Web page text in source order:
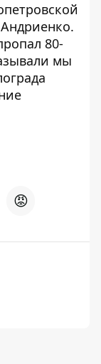
.
80-
мы
😡